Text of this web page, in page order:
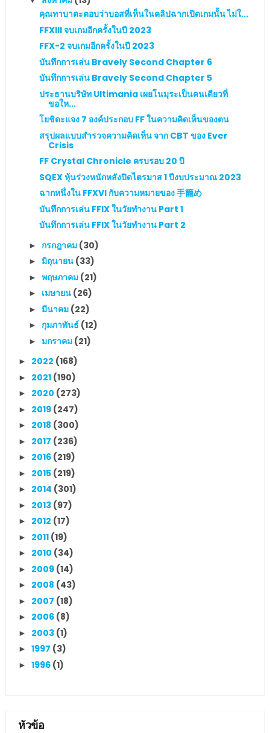
คุณทาบาตะตอบว่าบอสที่เห็นในคลิปฉากเปิดเกมนั้น ไม่ใ...
FFXIII จบเกมอีกครั้งในปี 2023
FFX-2 จบเกมอีกครั้งในปี 2023
บันทึกการเล่น Bravely Second Chapter 6
บันทึกการเล่น Bravely Second Chapter 5
ประธานบริษัท Ultimania เผยโนมุระเป็นคนเดียวที่
ขอให...
โยชิดะแจง 7 องค์ประกอบ FF ในความคิดเห็นของตน
สรุปผลแบบสำรวจความคิดเห็น จาก CBT ของ Ever
Crisis
FF Crystal Chronicle ครบรอบ 20 ปี
SQEX หุ้นร่วงหนักหลังปิดไตรมาส 1 ปีงบประมาณ 2023
ฉากหนึ่งใน FFXVI กับความหมายของ 手籠め
บันทึกการเล่น FFIX ในวัยทำงาน Part 1
บันทึกการเล่น FFIX ในวัยทำงาน Part 2
► กรกฎาคม (30)
► มิถุนายน (33)
► พฤษภาคม (21)
► เมษายน (26)
► มีนาคม (22)
► กุมภาพันธ์ (12)
► มกราคม (21)
► 2022 (168)
► 2021 (190)
► 2020 (273)
► 2019 (247)
► 2018 (300)
► 2017 (236)
► 2016 (219)
► 2015 (219)
► 2014 (301)
► 2013 (97)
► 2012 (17)
► 2011 (19)
► 2010 (34)
► 2009 (14)
► 2008 (43)
► 2007 (18)
► 2006 (8)
► 2003 (1)
► 1997 (3)
► 1996 (1)
หัวข้อ